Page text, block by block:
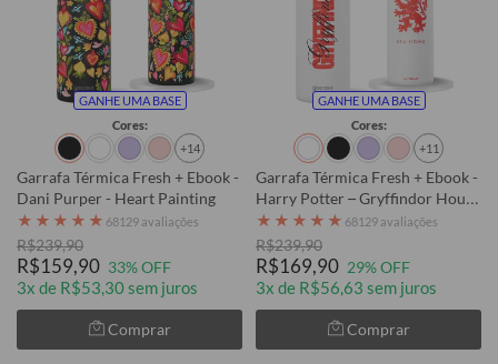
GANHE UMA BASE
Cores:
+14
Garrafa Térmica Fresh + Ebook -
Dani Purper - Heart Painting
★ ★ ★ ★ ★ 68129 avaliações
R$239,90
R$159,90 33% OFF
3x de R$53,30 sem juros
Comprar
GANHE UMA BASE
Cores:
+11
Garrafa Térmica Fresh + Ebook -
Harry Potter – Gryffindor House
Pride
★ ★ ★ ★ ★ 68129 avaliações
R$239,90
R$169,90 29% OFF
3x de R$56,63 sem juros
Comprar